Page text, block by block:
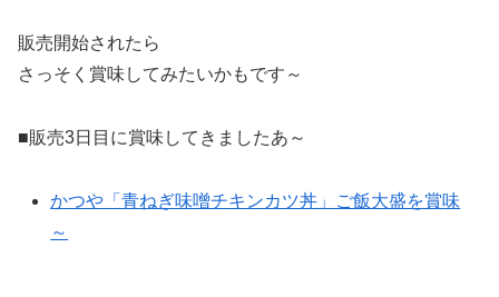
販売開始されたら
さっそく賞味してみたいかもです～
■販売3日目に賞味してきましたあ～
かつや「青ねぎ味噌チキンカツ丼」ご飯大盛を賞味
～